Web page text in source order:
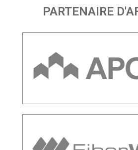
PARTENAIRE